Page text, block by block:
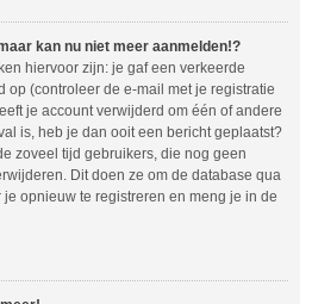
kan nu niet meer aanmelden!?
hiervoor zijn: je gaf een verkeerde
op (controleer de e-mail met je registratie
je account verwijderd om één of andere
is, heb je dan ooit een bericht geplaatst?
zoveel tijd gebruikers, die nog geen
Dit doen ze om de database qua
opnieuw te registreren en meng je in de